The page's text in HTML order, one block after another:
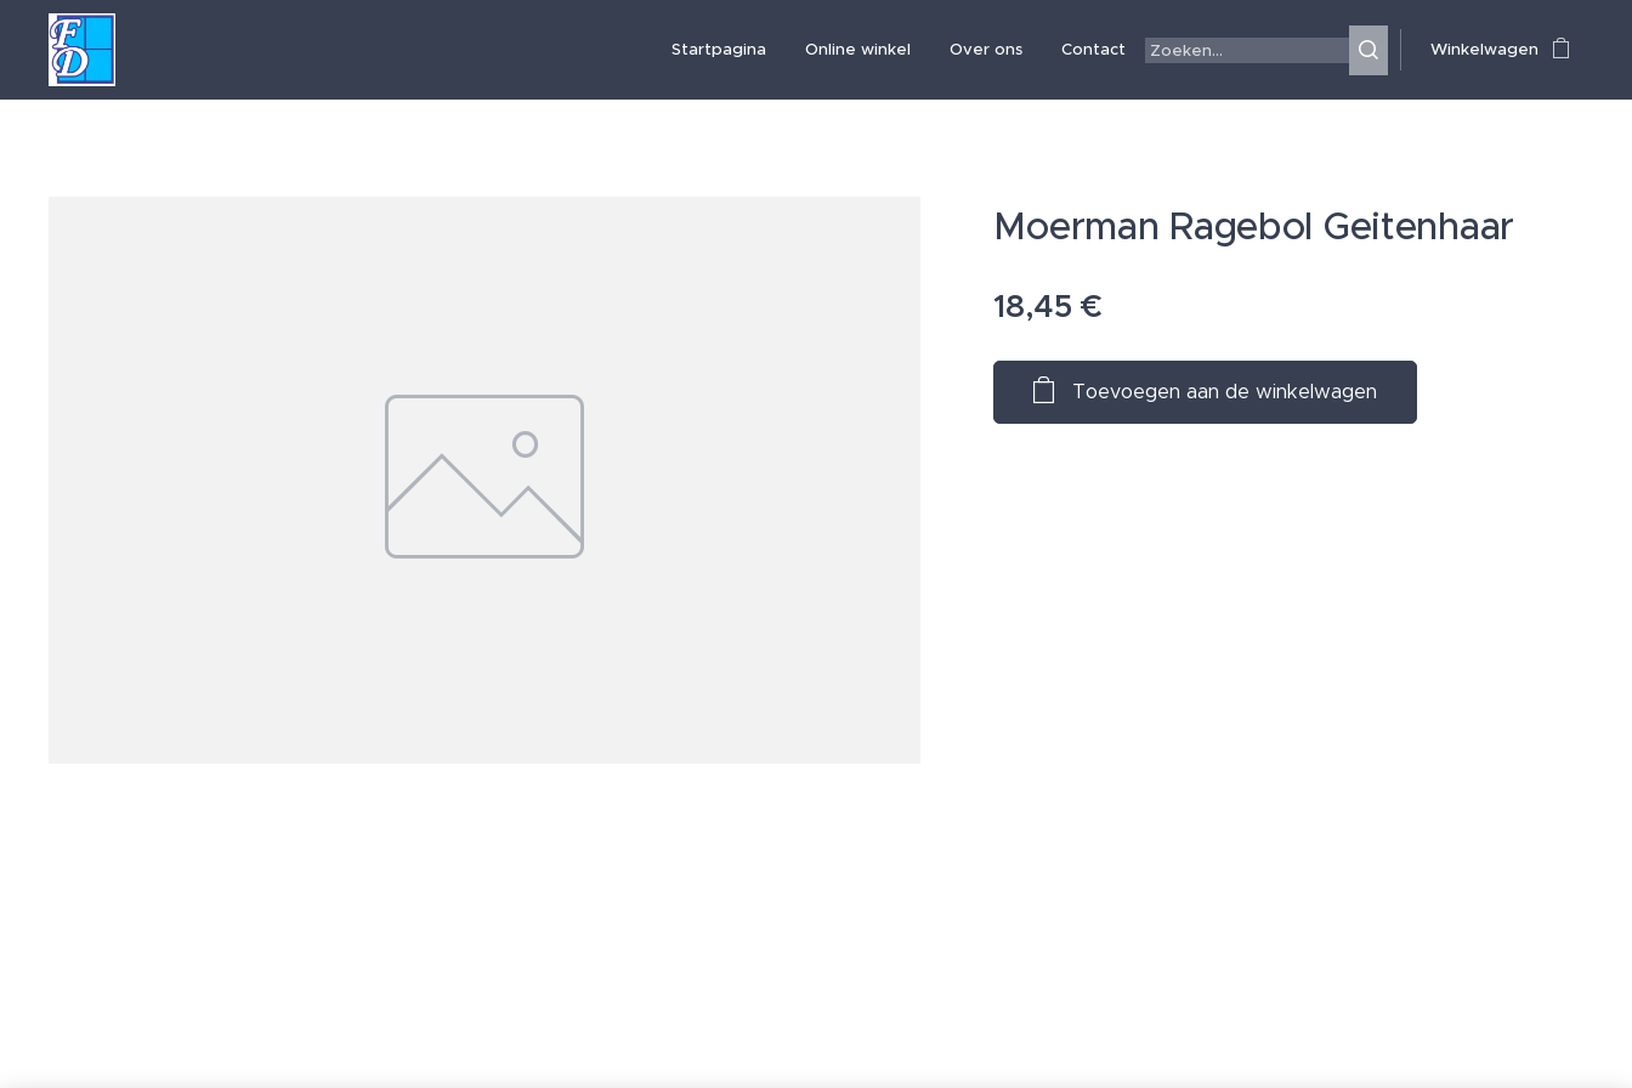
Startpagina Online winkel Over ons Contact Winkelwagen
Moerman Ragebol Geitenhaar
18,45 €
Toevoegen aan de winkelwagen